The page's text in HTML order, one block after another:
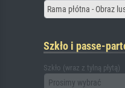
Rama płótna - Obraz
Szkło i passe-
Szkło (wraz z tylną płytą)
Prosimy wybrać